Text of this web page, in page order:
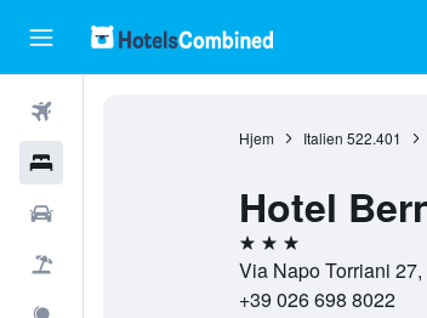
Hjem Italien 522.401
Hotel
3 stjerner
Via Napo Torriani
+39 026 698 8022